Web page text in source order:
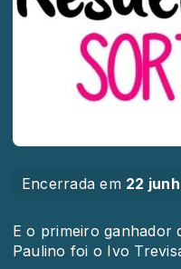
Encerrada em 22
E o primeiro ganhador
Paulino foi o Ivo